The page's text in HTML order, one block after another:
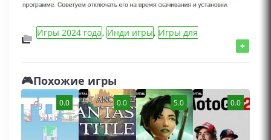
Игры 2024 года, Инди игры, Игры для
+
🎮Похожие игры
0.0 0.0 5.0 0.0